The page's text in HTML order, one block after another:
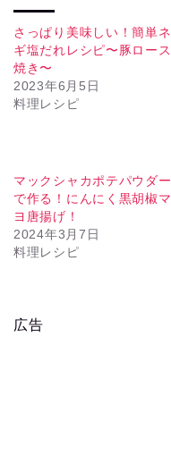
さっぱり美味しい！簡単ネ
ギ塩だれレシピ〜豚ロース
焼き〜
2023年6月5日
料理レシピ
マックシャカポテパウダー
で作る！にんにく黒胡椒マ
ヨ唐揚げ！
2024年3月7日
料理レシピ
広告